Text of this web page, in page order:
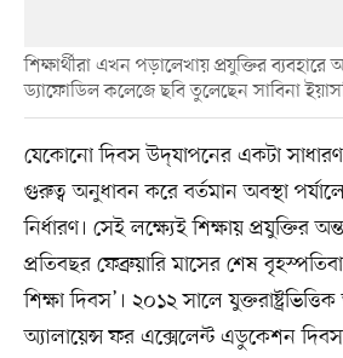
শিক্ষার্থীরা এখন পড়ালেখায় প্রযুক্তির ব্যবহারে
ড্যাফোডিল কলেজে ছবি তুলেছেন সাবিনা
যেকোনো দিবস উদ্‌যাপনের একটা
গুরুত্ব অনুধাবন করে বর্তমান অবস্থা
নির্ধারণ। সেই লক্ষ্যেই শিক্ষায় প্রযুক্তির
প্রতিবছর ফেব্রুয়ারি মাসের শেষ
শিক্ষা দিবস’। ২০১২ সালে
অ্যালায়েন্স ফর এক্সেলেন্ট এডুকেশন